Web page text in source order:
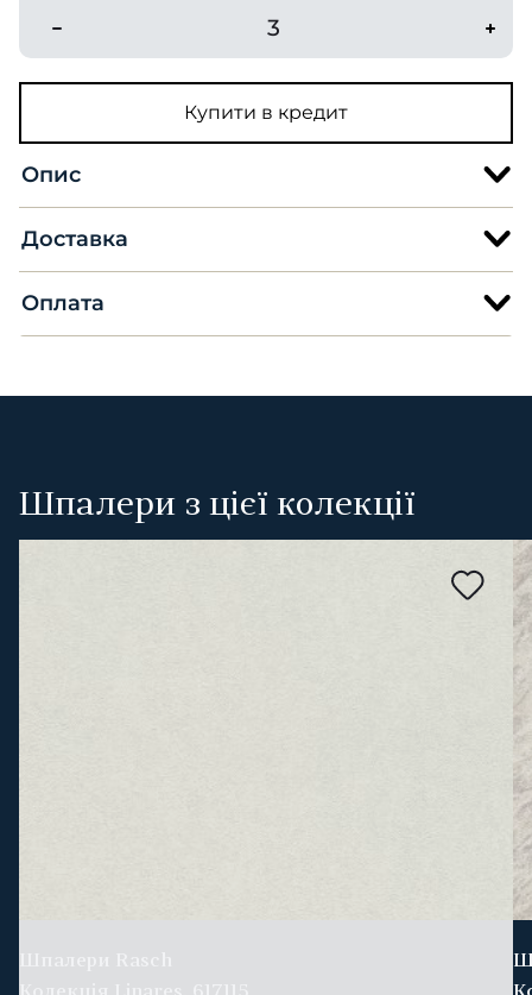
3
Купити в кредит
Опис
Доставка
Оплата
Шпалери з цієї колекції